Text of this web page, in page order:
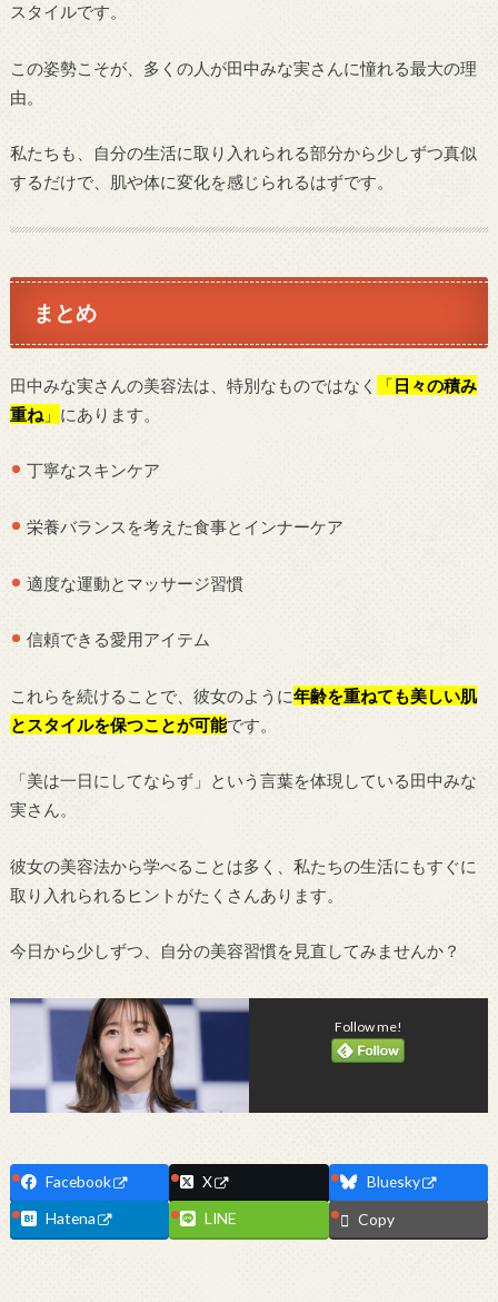
スタイルです。
この姿勢こそが、多くの人が田中みな実さんに憧れる最大の理
由。
私たちも、自分の生活に取り入れられる部分から少しずつ真似
するだけで、肌や体に変化を感じられるはずです。
まとめ
田中みな実さんの美容法は、特別なものではなく 「日々の積み
重ね」 にあります。
丁寧なスキンケア
栄養バランスを考えた食事とインナーケア
適度な運動とマッサージ習慣
信頼できる愛用アイテム
これらを続けることで、彼女のように年齢を重ねても美しい肌
とスタイルを保つことが可能です。
「美は一日にしてならず」という言葉を体現している田中みな
実さん。
彼女の美容法から学べることは多く、私たちの生活にもすぐに
取り入れられるヒントがたくさんあります。
今日から少しずつ、自分の美容習慣を見直してみませんか？
Follow me!
Facebook X
Bluesky
Hatena
LINE Copy